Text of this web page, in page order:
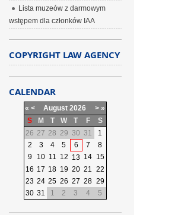
Lista muzeów z darmowym
wstępem dla członków IAA
COPYRIGHT LAW AGENCY
CALENDAR
« < August 2026 > »
S
M T W T F
S
26 27 28 29 30 31
1
2
3 4 5 6 7
8
9
10 11 12 13 14 15
16 17 18 19 20 21 22
23 24 25 26 27 28 29
30 31 1 2 3 4 5